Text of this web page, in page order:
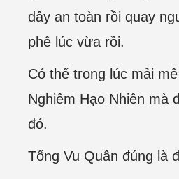
dây an toàn rồi quay
phê lúc vừa rồi.
Có thế trong lúc mải
Nghiêm Hạo Nhiên mà
đó.
Tống Vu Quân đúng là